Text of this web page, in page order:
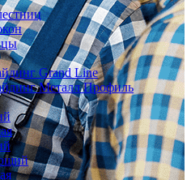
Grand Line
Металл Профиль